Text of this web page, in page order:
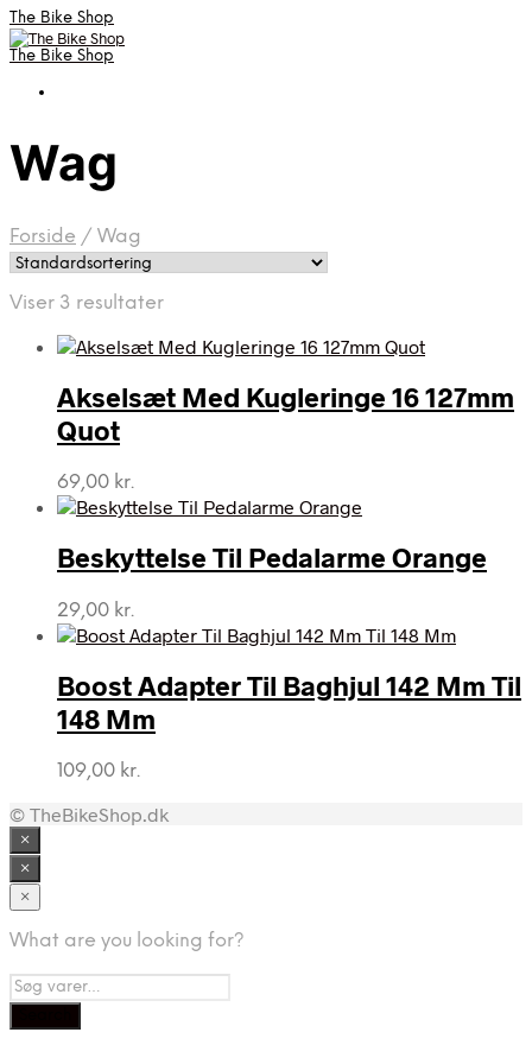
The Bike Shop
The Bike Shop
Wag
Forside / Wag
Viser 3 resultater
Akselsæt Med Kugleringe 16 127mm
Quot
69,00 kr.
Beskyttelse Til Pedalarme Orange
29,00 kr.
Boost Adapter Til Baghjul 142 Mm Til
148 Mm
109,00 kr.
© TheBikeShop.dk
×
×
×
What are you looking for?